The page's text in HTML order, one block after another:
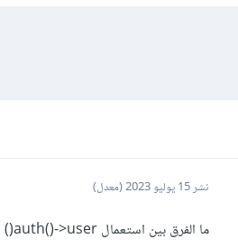
نشر15 يوليو 2023 (معدل)
ما الفرق بين استعمال auth()->user() و Auth::user() ?